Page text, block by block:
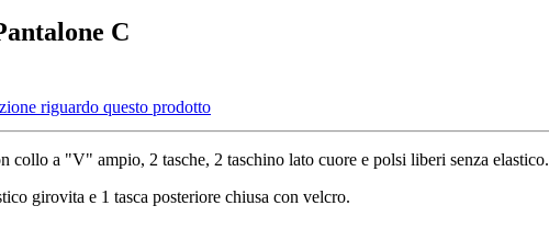
C
riguardo questo prodotto
collo a "V" ampio, 2 tasche, 2 taschino lato cuore e polsi liberi senza elastico.
girovita e 1 tasca posteriore chiusa con velcro.